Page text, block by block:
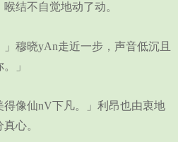
结不自觉地动了动。
晓yAn走近一步，声音低沉且
」
像仙nV下凡。」利昂也由衷地
心。